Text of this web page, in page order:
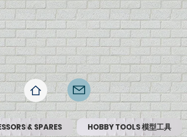
& SPARES HOBBY TOOLS 模型工具